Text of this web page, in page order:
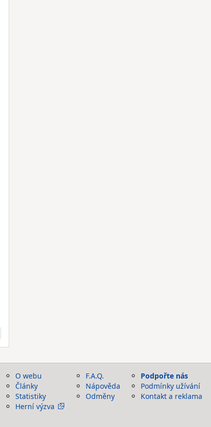
O webu
Články
Statistiky
Herní výzva
F.A.Q.
Nápověda
Odměny
Podpořte nás
Podmínky užívání
Kontakt a reklama